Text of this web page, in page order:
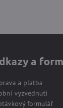
a
a platba
vyzvednutí
formulář